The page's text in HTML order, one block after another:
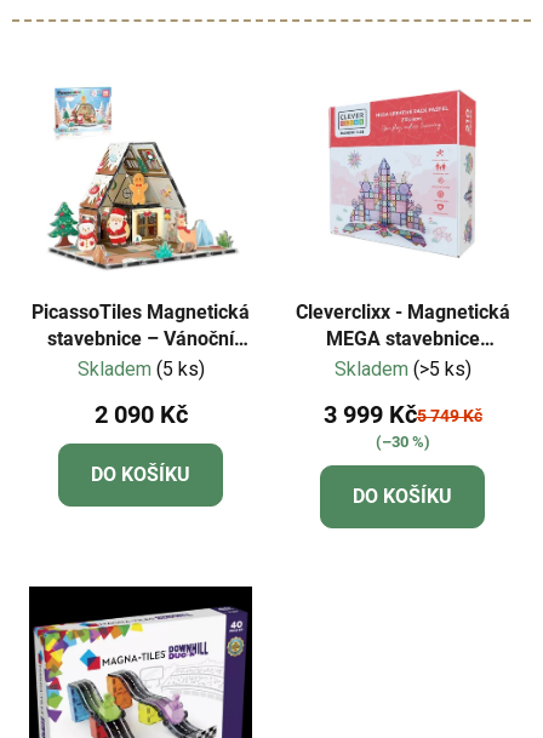
PicassoTiles Magnetická
stavebnice – Vánoční
perníkový domeček 46ks
Skladem (5 ks)
2 090 Kč
DO KOŠÍKU
Cleverclixx - Magnetická
MEGA stavebnice
pastelových barev - 210
Skladem (>5 ks)
3 999 Kč5 749 Kč
(–30 %)
DO KOŠÍKU